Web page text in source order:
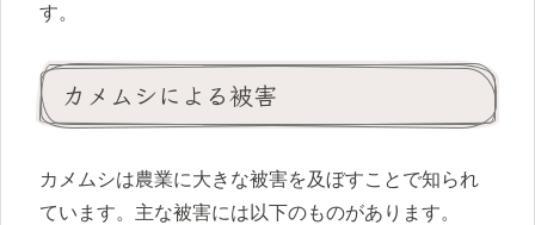
す。
カメムシによる被害
カメムシは農業に大きな被害を及ぼすことで知られ
ています。主な被害には以下のものがあります。